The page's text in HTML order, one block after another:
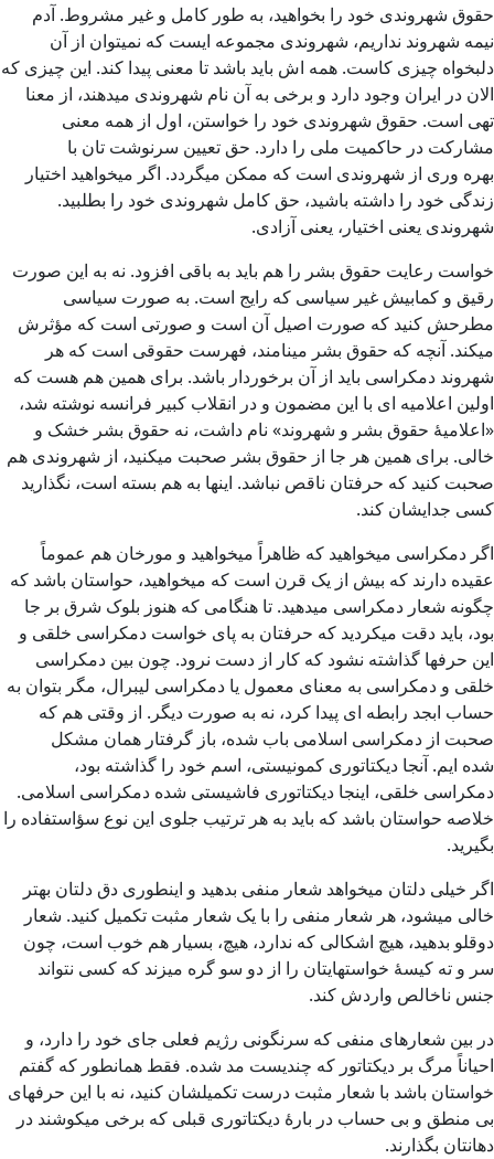
حقوق شهروندی خود را بخواهید، به طور کامل و غیر مشروط. آدم
نیمه شهروند نداریم، شهروندی مجموعه ایست که نمیتوان از آن
دلبخواه چیزی کاست. همه اش باید باشد تا معنی پیدا کند. این چیزی که
الان در ایران وجود دارد و برخی به آن نام شهروندی میدهند، از معنا
تهی است. حقوق شهروندی خود را خواستن، اول از همه معنی
مشارکت در حاکمیت ملی را دارد. حق تعیین سرنوشت تان با
بهره وری از شهروندی است که ممکن میگردد. اگر میخواهید اختیار
زندگی خود را داشته باشید، حق کامل شهروندی خود را بطلبید.
شهروندی یعنی اختیار، یعنی آزادی.
خواست رعایت حقوق بشر را هم باید به باقی افزود. نه به این صورت
رقیق و کمابیش غیر سیاسی که رایج است. به صورت سیاسی
مطرحش کنید که صورت اصیل آن است و صورتی است که مؤثرش
میکند. آنچه که حقوق بشر مینامند، فهرست حقوقی است که هر
شهروند دمکراسی باید از آن برخوردار باشد. برای همین هم هست که
اولین اعلامیه ای با این مضمون و در انقلاب کبیر فرانسه نوشته شد،
«اعلامیۀ حقوق بشر و شهروند» نام داشت، نه حقوق بشر خشک و
خالی. برای همین هر جا از حقوق بشر صحبت میکنید، از شهروندی هم
صحبت کنید که حرفتان ناقص نباشد. اینها به هم بسته است، نگذارید
کسی جدایشان کند.
اگر دمکراسی میخواهید که ظاهراً میخواهید و مورخان هم عموماً
عقیده دارند که بیش از یک قرن است که میخواهید، حواستان باشد که
چگونه شعار دمکراسی میدهید. تا هنگامی که هنوز بلوک شرق بر جا
بود، باید دقت میکردید که حرفتان به پای خواست دمکراسی خلقی و
این حرفها گذاشته نشود که کار از دست نرود. چون بین دمکراسی
خلقی و دمکراسی به معنای معمول یا دمکراسی لیبرال، مگر بتوان به
حساب ابجد رابطه ای پیدا کرد، نه به صورت دیگر. از وقتی هم که
صحبت از دمکراسی اسلامی باب شده، باز گرفتار همان مشکل
شده ایم. ‌آنجا دیکتاتوری کمونیستی، اسم خود را گذاشته بود،
دمکراسی خلقی، اینجا دیکتاتوری فاشیستی شده دمکراسی اسلامی.
خلاصه حواستان باشد که باید به هر ترتیب جلوی این نوع سؤاستفاده را
بگیرید.
اگر خیلی دلتان میخواهد شعار منفی بدهید و اینطوری دق دلتان بهتر
خالی میشود، هر شعار منفی را با یک شعار مثبت تکمیل کنید. شعار
دوقلو بدهید، هیچ اشکالی که ندارد، هیچ، بسیار هم خوب است، چون
سر و ته کیسۀ خواستهایتان را از دو سو گره میزند که کسی نتواند
جنس ناخالص واردش کند.
در بین شعارهای منفی که سرنگونی رژیم فعلی جای خود را دارد، و
احیاناً مرگ بر دیکتاتور که چندیست مد شده. فقط همانطور که گفتم
خواستان باشد با شعار مثبت درست تکمیلشان کنید، نه با این حرفهای
بی منطق و بی حساب در بارۀ دیکتاتوری قبلی که برخی میکوشند در
دهانتان بگذارند.